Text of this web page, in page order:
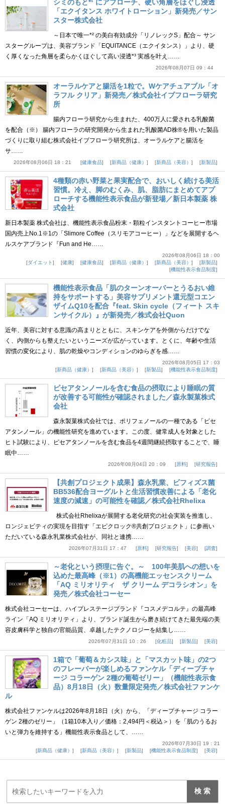
シミのもと*¹ にアプローチ、硬い角層をほぐし浸透
「エクイタンス ホワイトローション」新発売／サン
スター株式会社
～日本で唯一*² の美白有効成分「リノレックS」配合～ サン
スターグループは、美容ブランド「EQUITANCE（エクイタンス）」より、硬
く厚くなった角層を柔らかくほぐして高い浸透*³ 実感を叶え……
2026年08月07日 09：44
オーラルケアと腸活を1粒で。Wケアチュアブル「オ
ラフル クリア」新発売／株式会社イブフローラ研究
所
腸内フローラ研究から生まれた、400万人に愛される乳酸菌
を配合（※） 腸内フローラの研究開発から生まれた乳酸菌AD株®を用いた製品
づくりに取り組む株式会社イブフローラ研究所は、オーラルケアと腸活を
サ……
2026年08月06日 18：21 健康食品 新商品（健康） 新商品（美容） 新製品
4種類の赤い野菜と果実配合で、おいしく続ける美活
習慣。冷え、脚のむくみ、肌、脂肪にまとめてアプ
ローチする機能性表示食品が新登場／新日本製薬 株
式会社
新日本製薬 株式会社は、機能性表示食品粉末・顆粒インスタントコーヒー市場
国内売上No.1※1の「Slimore Coffee（スリモアコーヒー）」などを展開するヘ
ルスケアブランド『Fun and He……
2026年08月06日 18：00
ダイエット
健康 健康食品 新商品（健康） 新商品（美容）
新製品
機能性表示食品制度
機能性表示食品「肌のターンオーバーとうるおい維
持をサポートする」美容サプリメント還元型コエン
ザイムQ10を配合『feat. Skin cycle（フィート スキ
ンサイクル）』が新発売／株式会社Quon
近年、美容に対する意識の高まりとともに、スキンケアを外側からだけでな
く、内側からも整えたいというニーズが広がっています。とくに、年齢や生活
習慣の変化により、肌の乾燥やコンディションのゆらぎを感……
2026年08月05日 17：03
新商品（健康）
新商品（美容） 新製品 機能性表示食品制度
ピセアタンノールを含む食品の摂取により睡眠の質
が改善する可能性が確認されました／森永製菓株式
会社
森永製菓株式会社では、ポリフェノールの一種である「ピセ
アタンノール」の機能性研究を進めています。この度、健常成人を対象とした
ヒト試験により、ピセアタンノールを含む食品を4週間継続摂取することで、睡
眠中……
2026年08月04日 20：09 原料 研究報告
【共創プロジェクト成果】森永乳業、ビフィズス菌
BB536配合ヨーグルトと生活習慣改善による「老化
速度の減速」の可能性を確認／株式会社Rhelixa
株式会社Rhelixaが展開する老化研究の社会実装を推進し、
ロンジェビティの実現を目指す「エピクロック®共創プロジェクト」に参画い
ただいている森永乳業株式会社が、同社と連携……
2026年07月31日 17：47 原料 研究報告 美容 調査
～老化という摂理に告ぐ。～ 100年美肌への想いを
込めた最高峰（※1）の高機能エッセンスクリーム
「AQ ミリオリティ ザ クリーム デコラシオン」を
発売／株式会社コーセー
株式会社コーセーは、ハイプレステージブランド『コスメデコルテ』の最高峰
ライン「AQ ミリオリティ」より、ブランド誕生から磨き続けてきた最先端の美
容皮膚科学と独自の官能品質、卓越したテクノロジーを結集し……
2026年07月31日 10：26 化粧品 新製品 美容
1箱で「葡萄＆カシス味」と「マスカット味」の2つ
のフレーバーが楽しめるファンケル「ディープチャ
ージ コラーゲン 2種の葡萄ゼリー」（機能性表示食
品）8月18日（火）数量限定発売／株式会社ファンケ
ル
株式会社ファンケルは2026年8月18日（火）から、「ディープチャージ コラー
ゲン 2種のゼリー」（1箱10本入り／価格：2,494円＜税込＞）を「肌のうるお
いと弾力を維持する」機能性表示食品として、……
2026年07月30日 19：21
新商品（健康）
新商品（美容） 新製品 機能性表示食品制度 美容